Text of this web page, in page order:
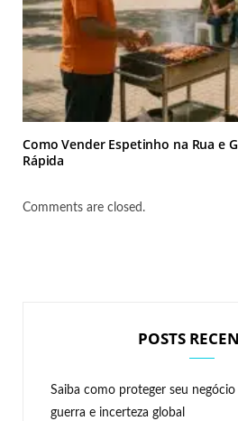
Como Vender Espetinho na Rua e
Rápida
Comments are closed.
POSTS
Saiba como proteger seu
guerra e incerteza global